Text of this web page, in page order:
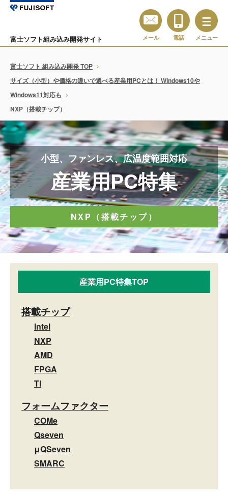
富士ソフト組み込み開発サイト メール 電話 メニュー
富士ソフト 組み込み開発 TOP
サイズ（小型）や価格の違いで選べる産業用PCとは！ Windows10や
Windows11対応も
NXP（搭載チップ）
小型、ファンレス、広温度範囲対応
産業用PC特集
NXP（搭載チップ）
産業用PC特集TOP
搭載チップ
Intel
NXP
AMD
FPGA
TI
フォームファクター
COMe
Qseven
μQSeven
SMARC